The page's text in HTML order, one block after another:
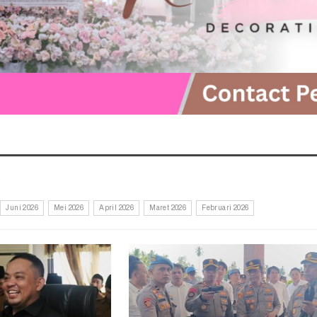
Juni 2026 Mei 2026 April 2026 Maret 2026 Februari 2026